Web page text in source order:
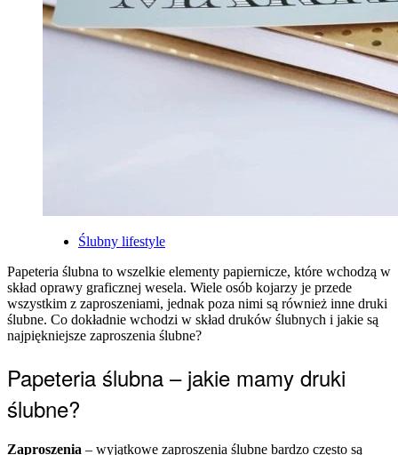
Posted Ślubny lifestyle
Papeteria ślubna to wszelkie elementy papiernicze, które wchodzą w
skład oprawy graficznej wesela. Wiele osób kojarzy je przede
wszystkim z zaproszeniami, jednak poza nimi są również inne druki
ślubne. Co dokładnie wchodzi w skład druków ślubnych i jakie są
najpiękniejsze zaproszenia ślubne?
Papeteria ślubna – jakie mamy druki
ślubne?
Zaproszenia – wyjątkowe zaproszenia ślubne bardzo często są